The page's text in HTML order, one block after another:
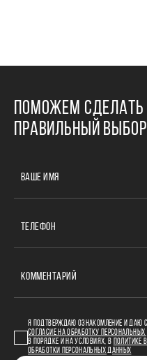
ПОМОЖЕМ СДЕЛАТЬ
ПРАВИЛЬНЫЙ ВЫБОР
ВАШЕ ИМЯ
ТЕЛЕФОН
КОММЕНТАРИЙ
Я ПОДТВЕРЖДАЮ ОЗНАКОМЛЕНИЕ И ДАЮ
СОГЛАСИЕ НА ОБРАБОТКУ
В ПОРЯДКЕ И НА УСЛОВИЯХ, В
ПОЛИТИКЕ
ОБРАБОТКИ ПЕРСОНАЛЬНЫХ ДАННЫХ